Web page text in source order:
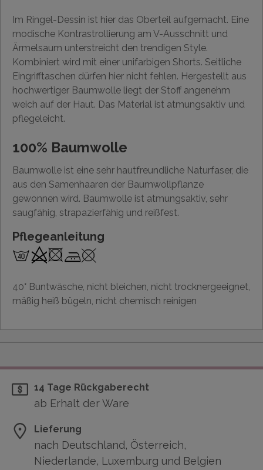
Im Ringel-Dessin ist hier das Oberteil aufgemacht. Eine
modische Kontrastrollierung am V-Ausschnitt und
Ärmelsaum unterstreicht den trendigen Style.
Kombiniert wird mit einer unifarbigen Shorts. Seitliche
Eingrifftaschen dürfen hier nicht fehlen. Hergestellt aus
hochwertiger Baumwolle liegt der Stoff angenehm
weich auf der Haut. Das Material ist atmungsaktiv und
pflegeleicht.
100% Baumwolle
Baumwolle ist eine sehr hautfreundliche Naturfaser, die
aus den Samenhaaren der Baumwollpflanze
gewonnen wird. Baumwolle ist atmungsaktiv, sehr
saugfähig, strapazierfähig und reißfest.
Pflegeanleitung
40° Buntwäsche, nicht bleichen, nicht trocknergeeignet,
mäßig heiß bügeln, nicht chemisch reinigen
14 Tage Rückgaberecht
ab Erhalt der Ware
Lieferung
nach Deutschland, Österreich,
Niederlande, Luxemburg und Belgien